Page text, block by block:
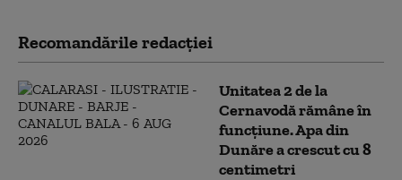
Recomandările redacţiei
Unitatea 2 de la
Cernavodă rămâne în
funcțiune. Apa din
Dunăre a crescut cu 8
centimetri